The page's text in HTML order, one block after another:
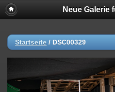
Neue Galerie
Startseite / DSC00329